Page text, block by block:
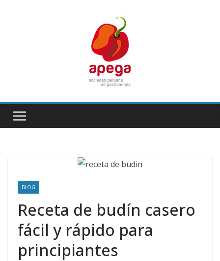
BLOG
Receta de budín casero
fácil y rápido para
principiantes